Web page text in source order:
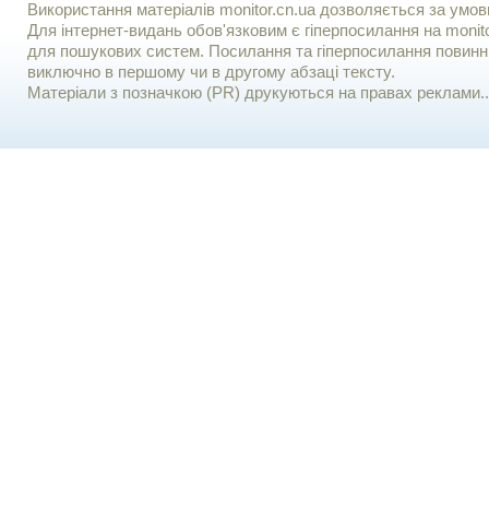
Використання матерiалiв monitor.cn.ua дозволяється за
Для iнтернет-видань обов'язковим є гiперпосилання на
для пошукових систем. Посилання та гіперпосилання
виключно в першому чи в другому абзаці тексту.
Матеріали з позначкою (PR) друкуються на правах реклами..